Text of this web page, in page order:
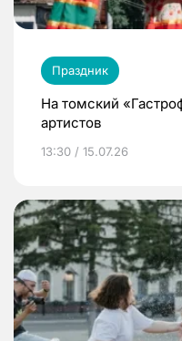
Праздник
На томский
артистов
13:30 / 15.07.26